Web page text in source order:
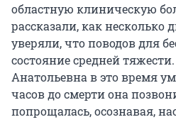
областную клиническую
рассказали, как несколько
уверяли, что поводов для
состояние средней
Анатольевна в это время
часов до смерти она
попрощалась, осознавая,